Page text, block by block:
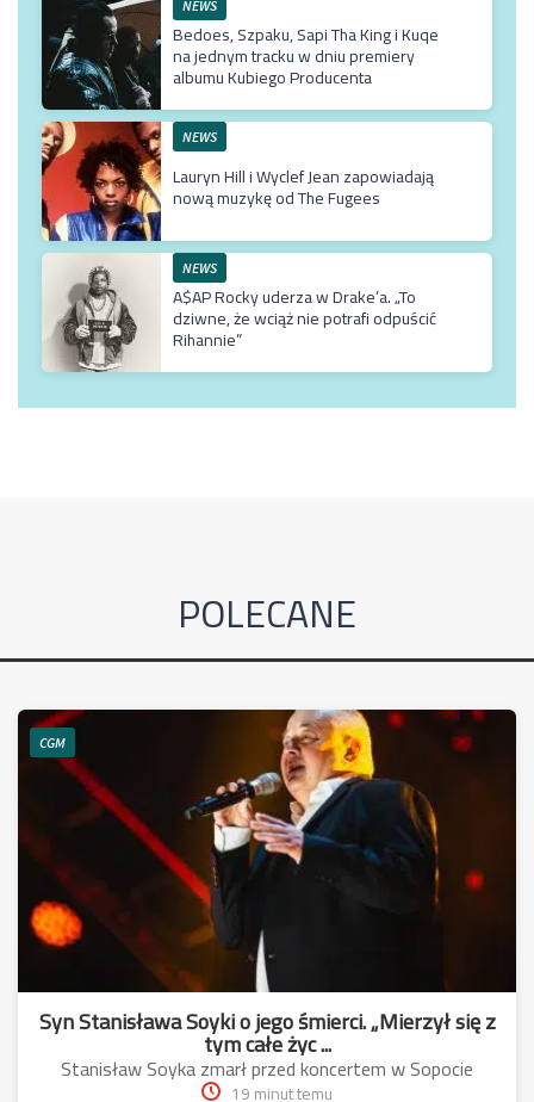
NEWS
Bedoes, Szpaku, Sapi Tha King i Kuqe
na jednym tracku w dniu premiery
albumu Kubiego Producenta
NEWS
Lauryn Hill i Wyclef Jean zapowiadają
nową muzykę od The Fugees
NEWS
A$AP Rocky uderza w Drake’a. „To
dziwne, że wciąż nie potrafi odpuścić
Rihannie”
POLECANE
CGM
Syn Stanisława Soyki o jego śmierci. „Mierzył się z
tym całe życ ...
Stanisław Soyka zmarł przed koncertem w Sopocie
19 minut temu